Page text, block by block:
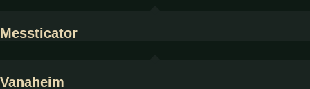
Messticator
Vanaheim